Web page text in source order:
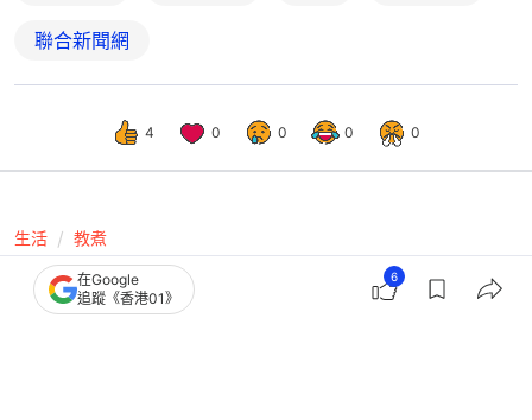
聯合新聞網
4 0 0 0 0
生活 教煮
茶葉蛋色深裂紋多更好味？營養師提醒
易傷腎難消化+挑選2招健康吃
在Google
追蹤《香港01》
6